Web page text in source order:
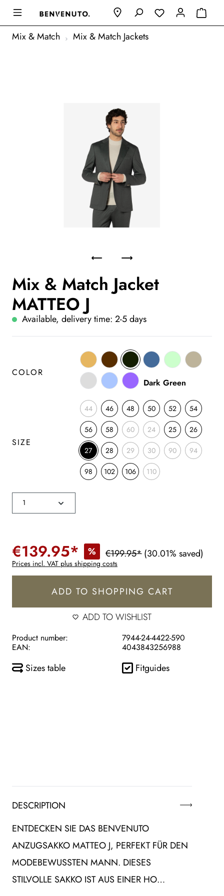
Mix & Match Mix & Match Jackets
Mix & Match Jacket
MATTEO J
Available, delivery time: 2-5 days
COLOR
Dark Green
SIZE
44 46 48 50 52 54
56 58 60 24 25 26
27 28 29 30 90 94
98 102 106 110
€139.95* % €199.95*(30.01% saved)
Prices incl. VAT plus shipping costs
ADD TO SHOPPING CART
ADD TO WISHLIST
Product number:
7944-24-4422-590
EAN:
4043843256988
Sizes table Fitguides
DESCRIPTION
ENTDECKEN SIE DAS BENVENUTO
ANZUGSAKKO MATTEO J, PERFEKT FÜR DEN
MODEBEWUSSTEN MANN. DIESES
STILVOLLE SAKKO IST AUS EINER HO…